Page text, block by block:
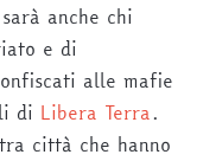
anche chi
e di
alle mafie
di Libera Terra.
città che hanno